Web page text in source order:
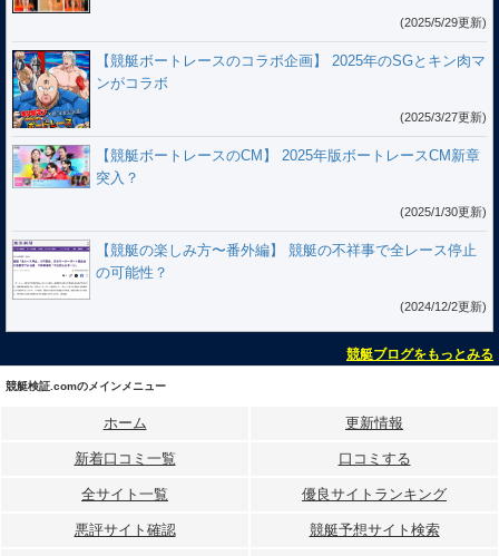
(2025/5/29更新)
【競艇ボートレースのコラボ企画】 2025年のSGとキン肉マ
ンがコラボ
(2025/3/27更新)
【競艇ボートレースのCM】 2025年版ボートレースCM新章
突入？
(2025/1/30更新)
【競艇の楽しみ方〜番外編】 競艇の不祥事で全レース停止
の可能性？
(2024/12/2更新)
競艇ブログをもっとみる
競艇検証.comのメインメニュー
ホーム 更新情報
新着口コミ一覧 口コミする
全サイト一覧 優良サイトランキング
悪評サイト確認 競艇予想サイト検索